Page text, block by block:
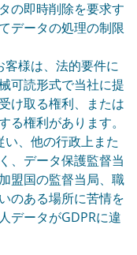
の即時削除を要求す
データの処理の制限
客様は、法的要件に
可読形式で当社に提
け取る権利、または
る権利があります。
い、他の行政上また
、データ保護監督当
盟国の監督当局、職
のある場所に苦情を
データがGDPRに違